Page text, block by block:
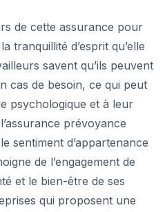
de cette assurance pour
tranquillité d’esprit qu’elle
savent qu’ils peuvent
cas de besoin, ce qui peut
psychologique et à leur
prévoyance
sentiment d’appartenance
de l’engagement de
et le bien-être de ses
qui proposent une